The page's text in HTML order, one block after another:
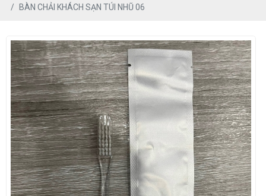
BÀN CHẢI KHÁCH SẠN TÚI NHŨ 06